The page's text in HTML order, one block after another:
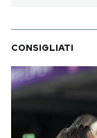
CONSIGLIATI